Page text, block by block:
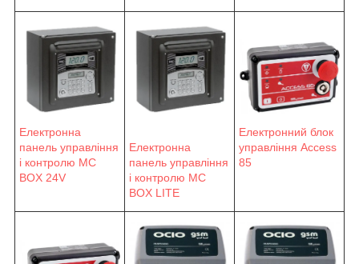
Електронна
панель управління
і контролю MC
BOX 24V
Електронна
панель управління
і контролю MC
BOX LITE
Електронний блок
управління Access
85